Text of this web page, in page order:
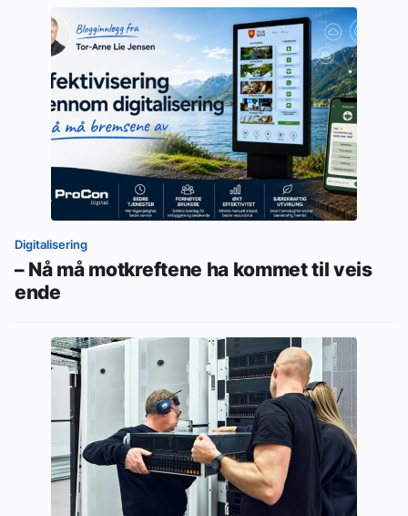
Digitalisering
– Nå må motkreftene ha kommet til veis
ende